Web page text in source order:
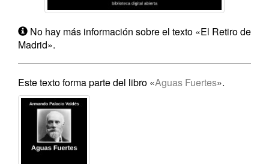
No hay más información sobre el texto «El Retiro de
Madrid».
Este texto forma parte del libro «Aguas Fuertes».